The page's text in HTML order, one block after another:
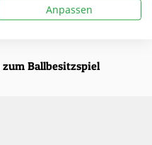
zum Ballbesitzspiel
Anpassen